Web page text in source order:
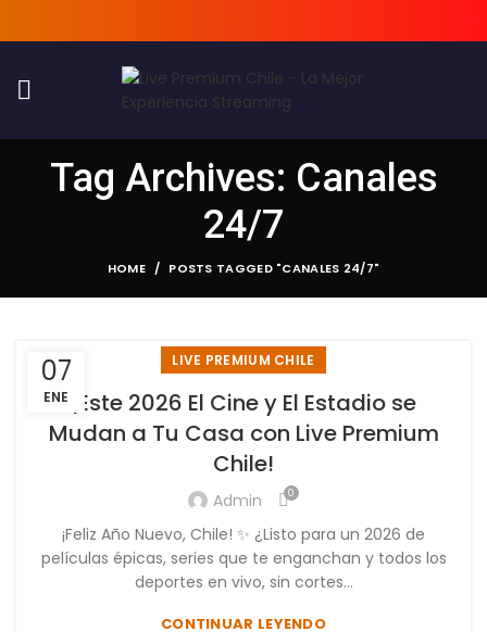
Tag Archives: Canales
24/7
HOME POSTS TAGGED "CANALES 24/7"
07
ENE
LIVE PREMIUM CHILE
¡Este 2026 El Cine y El Estadio se
Mudan a Tu Casa con Live Premium
Chile!
Admin 0
¡Feliz Año Nuevo, Chile! ✨ ¿Listo para un 2026 de
películas épicas, series que te enganchan y todos los
deportes en vivo, sin cortes...
CONTINUAR LEYENDO